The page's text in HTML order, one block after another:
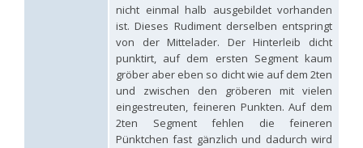
Mercet, 1915
Hedychridium moricei davydovi Semenov, 1967
Lefeber, 1986
Balthasar, 1953
Balthasar, 1946
Balthasar, 1953
Linsenmaier, 1968
Linsenmaier, 1959
nicht einmal halb ausgebildet vorhanden
ist. Dieses Rudiment derselben entspringt
von der Mittelader. Der Hinterleib dicht
punktirt, auf dem ersten Segment kaum
gröber aber eben so dicht wie auf dem 2ten
und zwischen den gröberen mit vielen
eingestreuten, feineren Punkten. Auf dem
2ten Segment fehlen die feineren
Pünktchen fast gänzlich und dadurch wird